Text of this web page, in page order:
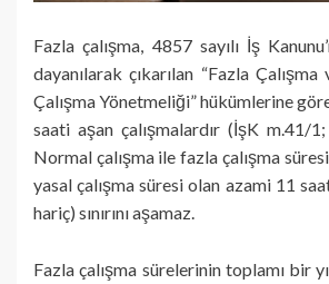
Fazla çalışma, 4857 sayılı İş
dayanılarak çıkarılan “Fazla
Çalışma Yönetme­liği” hükümlerine
saati aşan çalışmalardır (İşK m.41/
Normal çalışma ile fazla çalışma
yasal çalışma süresi olan azami 11
hariç) sınırını aşamaz.
Fazla çalışma sürelerinin toplamı bir